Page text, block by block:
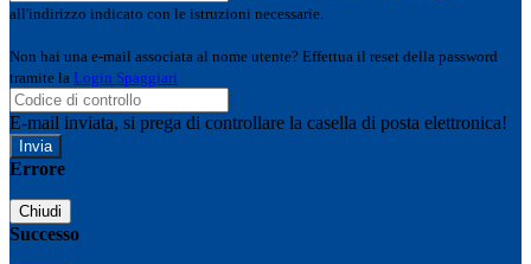
all'indirizzo indicato con le istruzioni necessarie.
Non hai una e-mail associata al nome utente? Effettua il reset della password
tramite la Login Spaggiari
E-mail inviata, si prega di controllare la casella di posta elettronica!
Errore
Chiudi
Successo